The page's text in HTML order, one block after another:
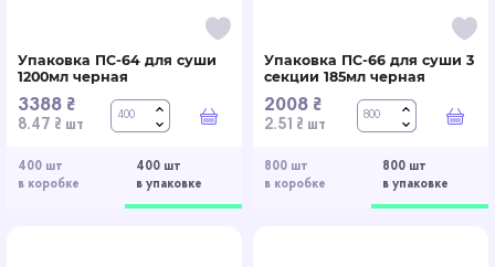
400 шт
в коробке
400 шт
в упаковке
Упаковка ПС-64 для суши
1200мл черная
3388 ₴
8.47 ₴ шт В корзину
800 шт
в коробке
800 шт
в упаковке
Упаковка ПС-66 для суши 3
секции 185мл черная
2008 ₴
2.51 ₴ шт В